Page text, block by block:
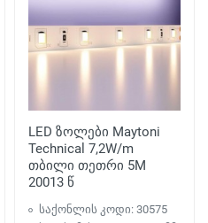
LED ზოლები Maytoni
Technical 7,2W/m
თბილი თეთრი 5M
20013 წ
საქონლის კოდი: 30575